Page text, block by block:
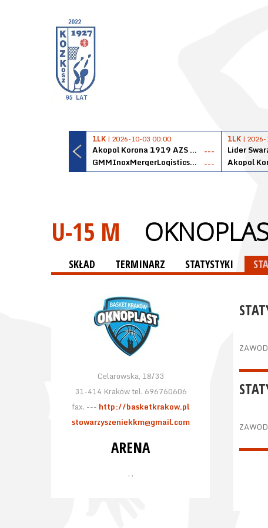
1LK | 2026-10-03 00:00
Akopol Korona 1919 AZS PK Kraków
---
GMMInoxMergerLogisticsPanteryŁańcut
---
1LK |
Lider
U-15 M
SKŁAD TERMINARZ STATYSTYKI
Celarowska, 18/33
31-414 Kraków tel. 696760606
fax. --- http://basketkrakow.pl
stowarzyszeniekkm@gmail.com
ARENA
, ,